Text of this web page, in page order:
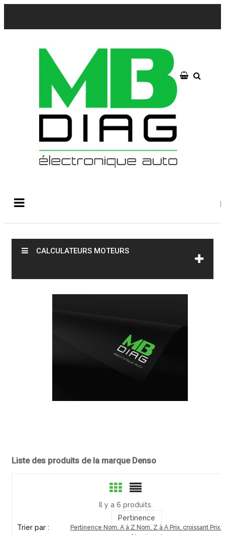
CALCULATEURS MOTEURS
Liste des produits de la marque Denso
Il y a 6 produits.
Trier par :
Pertinence
Pertinence Nom, A à Z Nom, Z à A Prix, croissant Prix,